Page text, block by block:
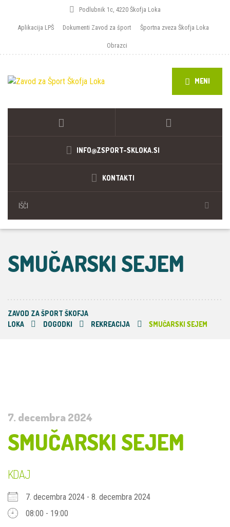
Podlubnik 1c, 4220 Škofja Loka
Aplikacija LPŠ Dokumenti Zavod za šport Športna zveza Škofja Loka
Obrazci
MENI
INFO@ZSPORT-SKLOKA.SI
KONTAKTI
SMUČARSKI SEJEM
ZAVOD ZA ŠPORT ŠKOFJA
LOKA
DOGODKI REKREACIJA SMUČARSKI SEJEM
7. decembra 2024
SMUČARSKI SEJEM
KDAJ
7. decembra 2024 - 8. decembra 2024
08:00 - 19:00